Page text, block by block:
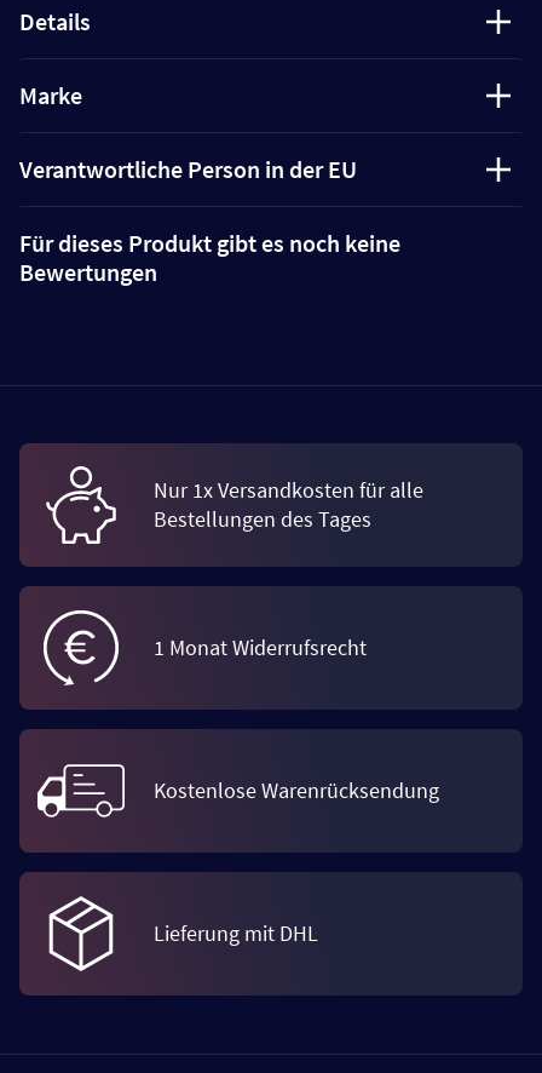
Details
Marke
Verantwortliche Person in der EU
Für dieses Produkt gibt es noch keine
Bewertungen
Nur 1x Versandkosten für alle
Bestellungen des Tages
1 Monat Widerrufsrecht
Kostenlose Warenrücksendung
Lieferung mit DHL